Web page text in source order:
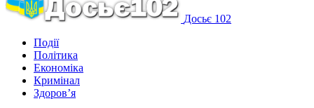
Досьє 102
Події
Політика
Економіка
Кримінал
Здоров’я